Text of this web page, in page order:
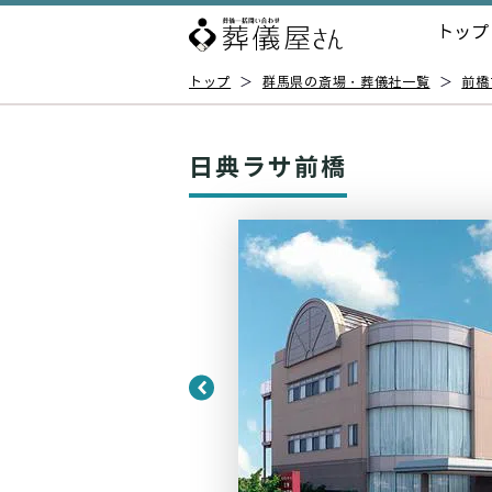
トップ
トップ ＞ 群馬県の斎場・葬儀社一覧 ＞ 前
日典ラサ前橋